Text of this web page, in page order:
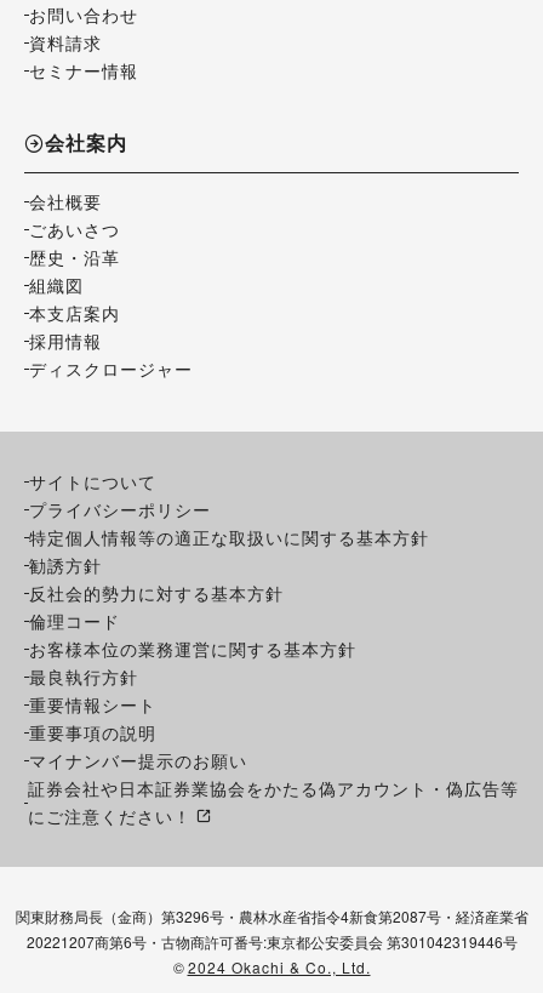
お問い合わせ
資料請求
セミナー情報
会社案内
会社概要
ごあいさつ
歴史・沿革
組織図
本支店案内
採用情報
ディスクロージャー
サイトについて
プライバシーポリシー
特定個人情報等の適正な取扱いに関する基本方針
勧誘方針
反社会的勢力に対する基本方針
倫理コード
お客様本位の業務運営に関する基本方針
最良執行方針
重要情報シート
重要事項の説明
マイナンバー提示のお願い
証券会社や日本証券業協会をかたる偽アカウント・偽広告等
にご注意ください！
関東財務局長（金商）第3296号・農林水産省指令4新食第2087号・経済産業省
20221207商第6号・古物商許可番号:東京都公安委員会 第301042319446号
©2024 Okachi & Co., Ltd.